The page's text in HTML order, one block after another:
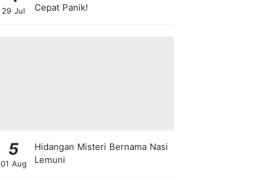
29 Jul
Cepat Panik!
5
01 Aug
Hidangan Misteri Bernama Nasi
Lemuni